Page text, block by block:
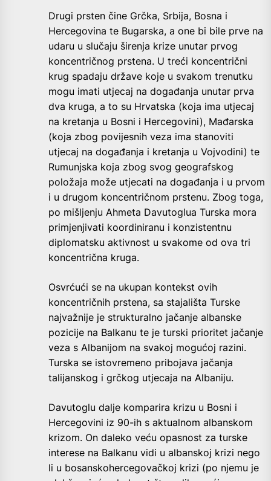
Drugi prsten čine Grčka, Srbija, Bosna i
Hercegovina te Bugarska, a one bi bile prve na
udaru u slučaju širenja krize unutar prvog
koncentričnog prstena. U treći koncentrični
krug spadaju države koje u svakom trenutku
mogu imati utjecaj na događanja unutar prva
dva kruga, a to su Hrvatska (koja ima utjecaj
na kretanja u Bosni i Hercegovini), Mađarska
(koja zbog povijesnih veza ima stanoviti
utjecaj na događanja i kretanja u Vojvodini) te
Rumunjska koja zbog svog geografskog
položaja može utjecati na događanja i u prvom
i u drugom koncentričnom prstenu. Zbog toga,
po mišljenju Ahmeta Davutoglua Turska mora
primjenjivati koordiniranu i konzistentnu
diplomatsku aktivnost u svakome od ova tri
koncentrična kruga.
Osvrćući se na ukupan kontekst ovih
koncentričnih prstena, sa stajališta Turske
najvažnije je strukturalno jačanje albanske
pozicije na Balkanu te je turski prioritet jačanje
veza s Albanijom na svakoj mogućoj razini.
Turska se istovremeno pribojava jačanja
talijanskog i grčkog utjecaja na Albaniju.
Davutoglu dalje komparira krizu u Bosni i
Hercegovini iz 90-ih s aktualnom albanskom
krizom. On daleko veću opasnost za turske
interese na Balkanu vidi u albanskoj krizi nego
li u bosanskohercegovačkoj krizi (po njemu je